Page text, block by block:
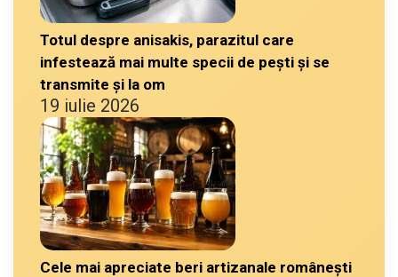
Totul despre anisakis, parazitul care
infestează mai multe specii de pești și se
transmite și la om
19 iulie 2026
Cele mai apreciate beri artizanale românești